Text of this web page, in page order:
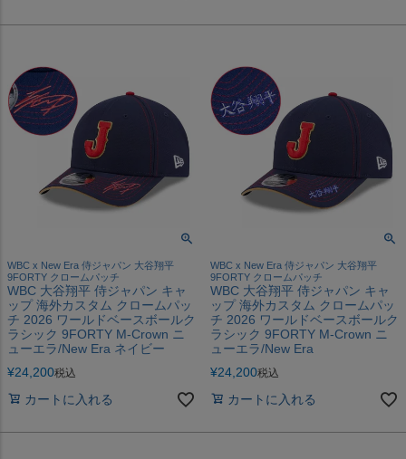
WBC x New Era 侍ジャパン 大谷翔平
9FORTY クロームパッチ
WBC 大谷翔平 侍ジャパン キャ
ップ 海外カスタム クロームパッ
チ 2026 ワールドベースボールク
ラシック 9FORTY M-Crown ニ
ューエラ/New Era ネイビー
¥24,200税込
カートに入れる
WBC x New Era 侍ジャパン 大谷翔平
9FORTY クロームパッチ
WBC 大谷翔平 侍ジャパン キャ
ップ 海外カスタム クロームパッ
チ 2026 ワールドベースボールク
ラシック 9FORTY M-Crown ニ
ューエラ/New Era
¥24,200税込
カートに入れる